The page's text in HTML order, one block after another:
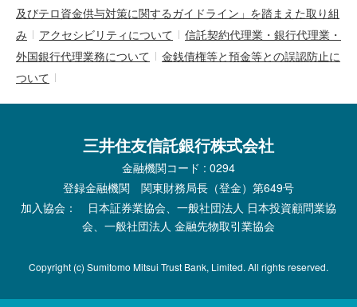
及びテロ資金供与対策に関するガイドライン」を踏まえた取り組
み
アクセシビリティについて
信託契約代理業・銀行代理業・
外国銀行代理業務について
金銭債権等と預金等との誤認防止に
ついて
三井住友信託銀行株式会社
金融機関コード : 0294
登録金融機関 関東財務局長（登金）第649号
加入協会： 日本証券業協会、一般社団法人 日本投資顧問業協
会、一般社団法人 金融先物取引業協会
Copyright (c) Sumitomo Mitsui Trust Bank, Limited. All rights reserved.